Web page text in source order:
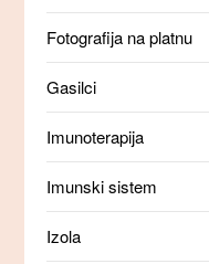
Fotografija na platnu
Gasilci
Imunoterapija
Imunski sistem
Izola